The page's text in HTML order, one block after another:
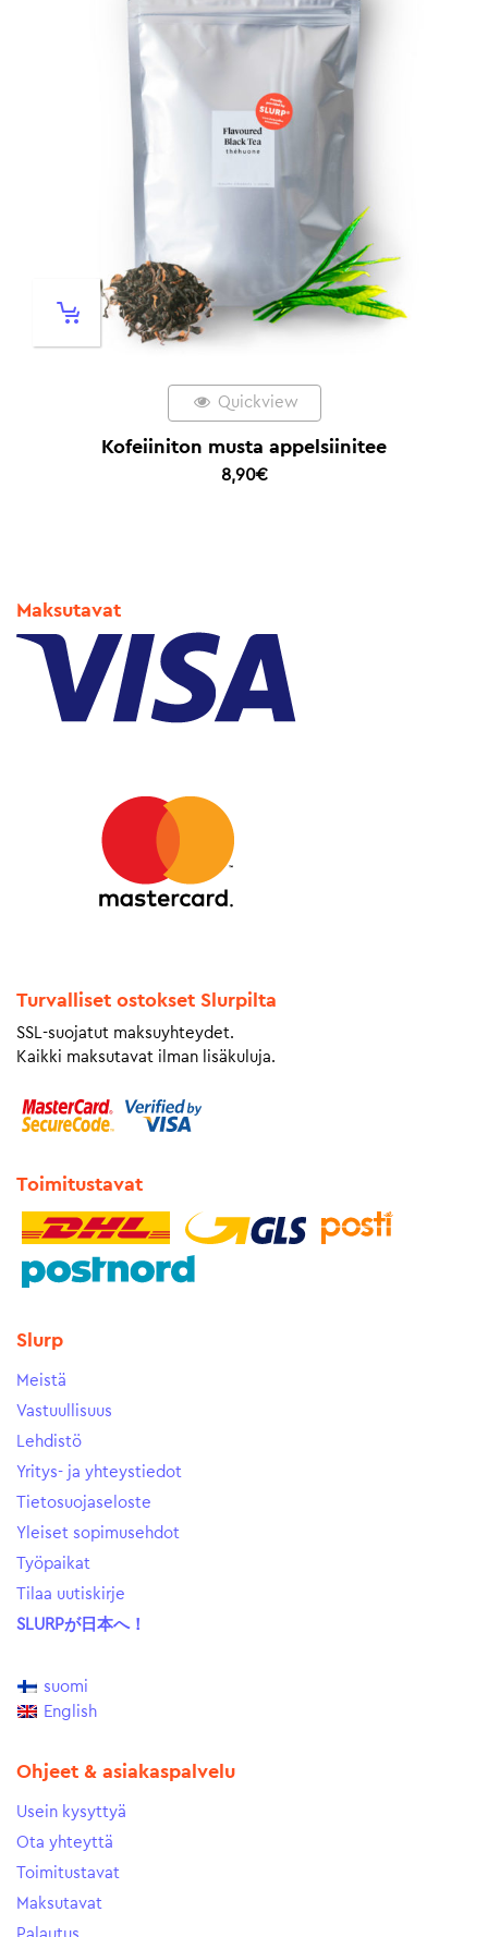
Quickview
Kofeiiniton musta appelsiinitee
8,90€
Maksutavat
Turvalliset ostokset Slurpilta
SSL-suojatut maksuyhteydet.
Kaikki maksutavat ilman lisäkuluja.
Toimitustavat
Slurp
Meistä
Vastuullisuus
Lehdistö
Yritys- ja yhteystiedot
Tietosuojaseloste
Yleiset sopimusehdot
Työpaikat
Tilaa uutiskirje
SLURPが日本へ！
suomi
English
Ohjeet & asiakaspalvelu
Usein kysyttyä
Ota yhteyttä
Toimitustavat
Maksutavat